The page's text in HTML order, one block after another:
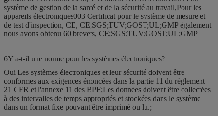
système de gestion de la santé et de la sécurité au travail,Pour les
appareils électroniques003 Certificat pour le système de mesure et
de test d'inspection, CE, CE;SGS;TUV;GOST;UL;GMP également
nous avons obtenu 60 brevets, CE;SGS;TUV;GOST;UL;GMP
6Y a-t-il une norme pour les systèmes électroniques?
Oui Les systèmes électroniques et leur sécurité doivent être
conformes aux exigences énoncées dans la partie 11 du règlement
21 CFR et l'annexe 11 des BPF;Les données doivent être collectées
à des intervalles de temps appropriés et stockées dans le système
dans un format fixe pouvant être imprimé ou lu.;